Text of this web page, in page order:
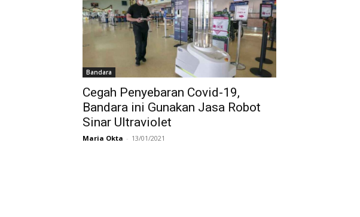
Bandara
Cegah Penyebaran Covid-19,
Bandara ini Gunakan Jasa Robot
Sinar Ultraviolet
Maria Okta - 13/01/2021